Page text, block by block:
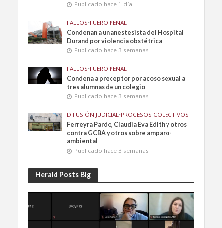
Publicado hace 1 día
FALLOS•FUERO PENAL
Condenan a un anestesista del Hospital
Durand por violencia obstétrica
Publicado hace 3 semanas
FALLOS•FUERO PENAL
Condena a preceptor por acoso sexual a
tres alumnas de un colegio
Publicado hace 3 semanas
DIFUSIÓN JUDICIAL•PROCESOS COLECTIVOS
Ferreyra Pardo, Claudia Eva Edith y otros
contra GCBA y otros sobre amparo-
ambiental
Publicado hace 3 semanas
Herald Posts Big